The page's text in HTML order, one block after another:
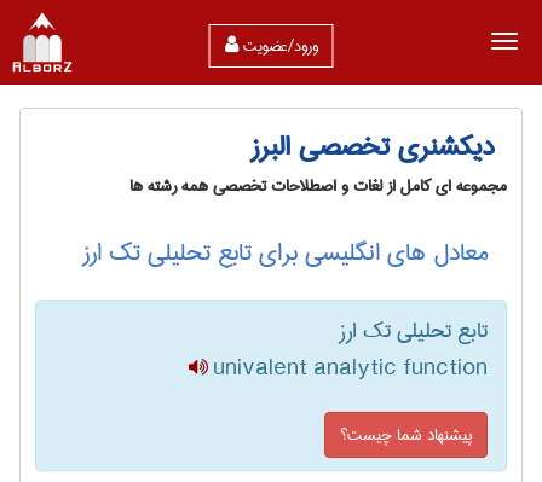
ورود/عضویت
دیکشنری تخصصی البرز
مجموعه ای کامل از لغات و اصطلاحات تخصصی همه رشته ها
معادل های انگلیسی برای تابع تحلیلی تک ارز
تابع تحلیلی تک ارز
univalent analytic function
پیشنهاد شما چیست؟